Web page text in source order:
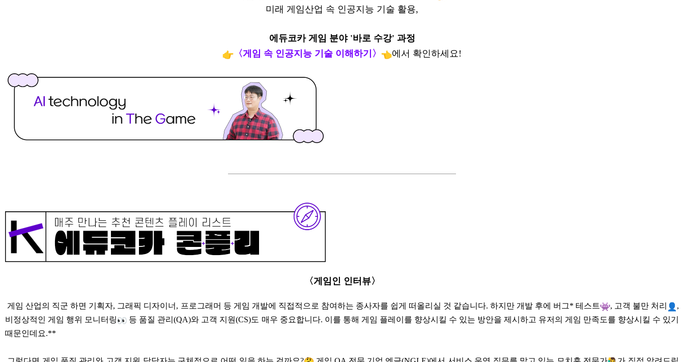
미래 게임산업 속 인공지능 기술 활용,
에듀코카 게임 분야 '바로 수강' 과정
〈게임 속 인공지능 기술 이해하기 〉 에서 확인하세요!
〈게임인 인터뷰〉
게임 산업의 직군 하면 기획자, 그래픽 디자이너, 프로그래머 등 게임 개발에 직접적으로 참여하는 종사자를 쉽게 떠올리실 것 같습니다. 하지만 개발 후에 버그* 테스트 , 고객 불만 처리
,
비정상적인 게임 행위 모니터링
등 품질 관리(QA)와 고객 지원(CS)도 매우 중요합니다. 이를 통해 게임 플레이를 향상시킬 수 있는 방안을 제시하고 유저의 게임 만족도를 향상시킬 수 있기
때문인데요.**